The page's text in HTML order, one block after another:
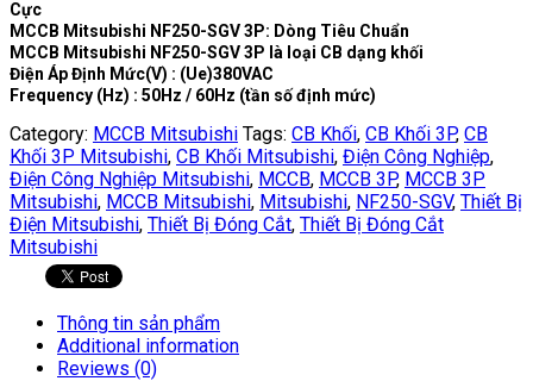
Cực
MCCB Mitsubishi NF250-SGV 3P: Dòng Tiêu Chuẩn
MCCB Mitsubishi NF250-SGV 3P là loại CB dạng khối
Điện Áp Định Mức(V) : (Ue)380VAC
Frequency (Hz) : 50Hz / 60Hz (tần số định mức)
Category: MCCB Mitsubishi Tags: CB Khối, CB Khối 3P, CB
Khối 3P Mitsubishi, CB Khối Mitsubishi, Điện Công Nghiệp,
Điện Công Nghiệp Mitsubishi, MCCB, MCCB 3P, MCCB 3P
Mitsubishi, MCCB Mitsubishi, Mitsubishi, NF250-SGV, Thiết Bị
Điện Mitsubishi, Thiết Bị Đóng Cắt, Thiết Bị Đóng Cắt
Mitsubishi
Thông tin sản phẩm
Additional information
Reviews (0)